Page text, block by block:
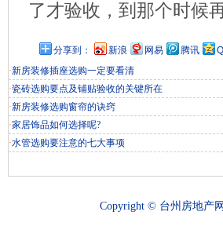
了才验收，到那个时候
分享到： 新浪 网易 腾讯
·新房装修插座选购一定要看清
·瓷砖选购要点及铺贴验收的关键所在
·新房装修选购窗帘的诀窍
·家居饰品如何选择呢?
·水管选购要注意的七大事项
Copyright © 台州房地产网